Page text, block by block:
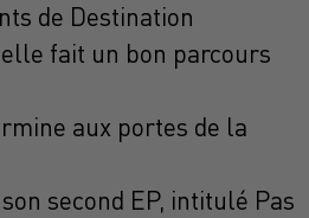
de Destination
fait un bon parcours
aux portes de la
second EP, intitulé Pas